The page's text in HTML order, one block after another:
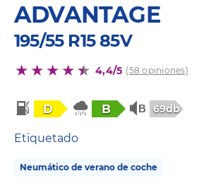
ADVANTAGE
195/55 R15 85V
4,4/5 (58 opiniones)
D B 69db
Etiquetado
Neumático de verano de coche